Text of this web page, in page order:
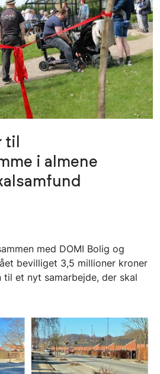
til
i almene
med DOMI Bolig og
bevilliget 3,5 millioner kroner
til et nyt samarbejde, der skal